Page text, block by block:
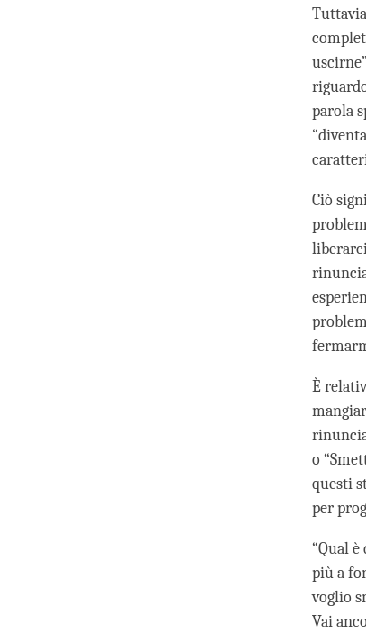
parola
Ciò
È
o
questi
per
“Qual
più a
voglio
Vai